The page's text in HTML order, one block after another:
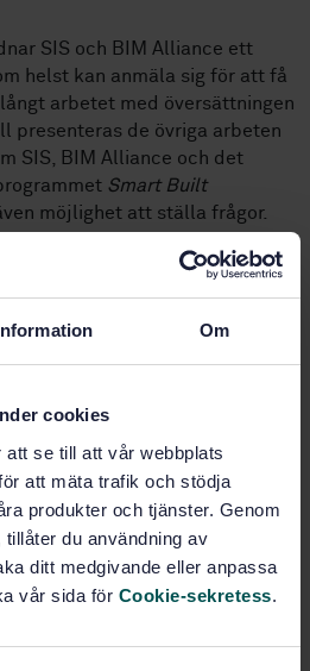
Om
cookies
se till att vår webbplats
att mäta trafik och stödja
produkter och tjänster. Genom
du användning av
ditt medgivande eller anpassa
vår sida för Cookie-sekretess.
SIS och BIM Alliance ett
helst kan anmäla sig för att få
arbetet med översättningen
presenteras de övriga arbeten
SIS, BIM Alliance och det
Smart Built
möjlighet att ställa frågor.
28/9, kl 14-15
den 27 november, som
och samtidigt bejaka behovet
workshop 27/11
hjälp med att förankra de
de får bred acceptans, säger